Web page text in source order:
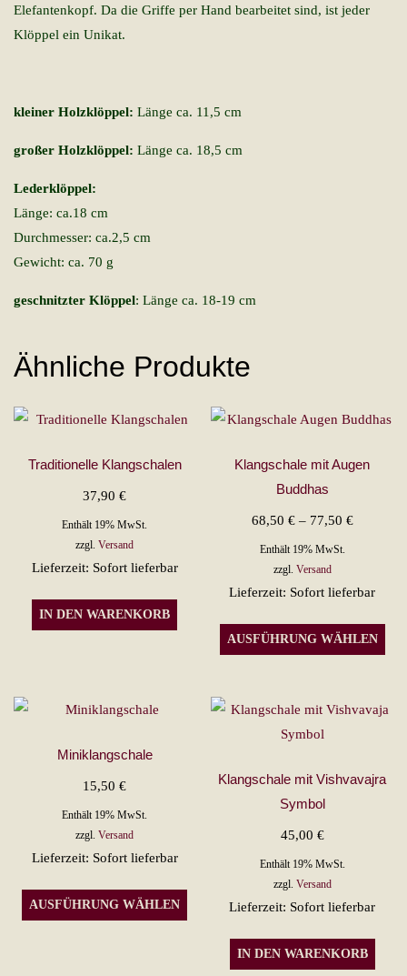
Elefantenkopf. Da die Griffe per Hand bearbeitet sind, ist jeder
Klöppel ein Unikat.
kleiner Holzklöppel: Länge ca. 11,5 cm
großer Holzklöppel: Länge ca. 18,5 cm
Lederklöppel:
Länge: ca.18 cm
Durchmesser: ca.2,5 cm
Gewicht: ca. 70 g
geschnitzter Klöppel: Länge ca. 18-19 cm
Ähnliche Produkte
Traditionelle Klangschalen
37,90€
Enthält 19% MwSt.
zzgl.Versand
Lieferzeit: Sofort lieferbar
IN DEN WARENKORB
Klangschale mit Augen
Buddhas
68,50 € – 77,50 €
77,50 €
Enthält 19% MwSt.
zzgl. Versand
Lieferzeit: Sofort lieferbar
AUSFÜHRUNG WÄHLEN
Die
Miniklangschale
15,50€
Enthält 19% MwSt.
zzgl.Versand
Lieferzeit: Sofort lieferbar
AUSFÜHRUNG WÄHLEN
Dieses
Produkt
mehrere
Klangschale mit Vishvavajra
Symbol
45,00 €
Enthält 19% MwSt.
zzgl. Versand
Lieferzeit: Sofort lieferbar
IN DEN WARENKORB